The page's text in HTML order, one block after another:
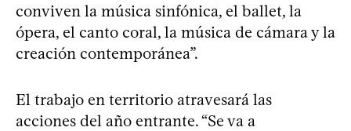
conviven la música sinfónica, el ballet, la
ópera, el canto coral, la música de cámara y la
creación contemporánea”.
El trabajo en territorio atravesará las
acciones del año entrante. “Se va a